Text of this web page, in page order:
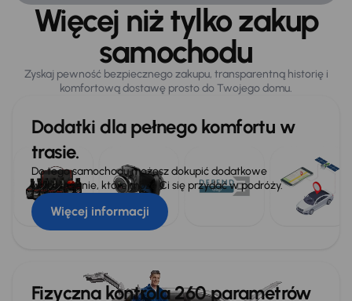
Alarm
Asystent podjazdu
ESP
Kontrola tlaku v pneumatikách
Wybór trybu jazdy
Infotainment
Więcej niż tylko zakup
samochodu
Zyskaj pewność bezpiecznego zakupu, transparentną historię i
komfortową dostawę prosto do Twojego domu.
Dodatki dla pełnego komfortu w
trasie.
Do tego samochodu możesz dokupić dodatkowe
wyposażenie, które może Ci się przydać w podróży.
Więcej informacji
Fizyczna kontrola 260 parametrów